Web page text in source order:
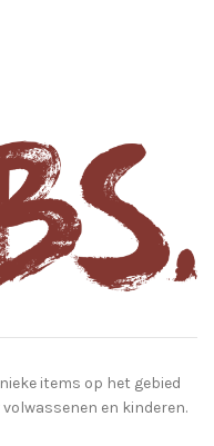
items op het gebied
en kinderen.